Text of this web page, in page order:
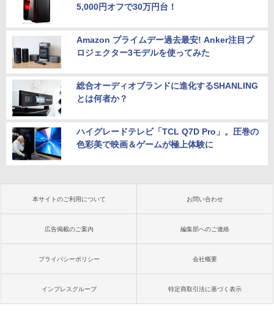
5,000円オフで30万円台！
Amazon プライムデー過去最安! Anker注目プ
ロジェクター3モデルを使ってみた
総合オーディオブランドに進化するSHANLING
とは何者か？
ハイグレードテレビ「TCL Q7D Pro」。圧巻の
色彩美で映画＆ゲームが極上体験に
本サイトのご利用について お問い合わせ
広告掲載のご案内 編集部へのご連絡
プライバシーポリシー 会社概要
インプレスグループ 特定商取引法に基づく表示